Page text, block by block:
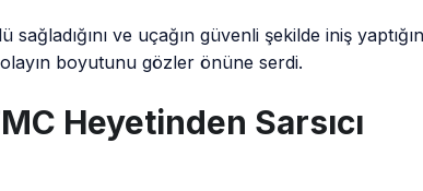
ve uçağın güvenli şekilde iniş
boyutunu gözler önüne serdi.
Heyetinden Sarsıcı